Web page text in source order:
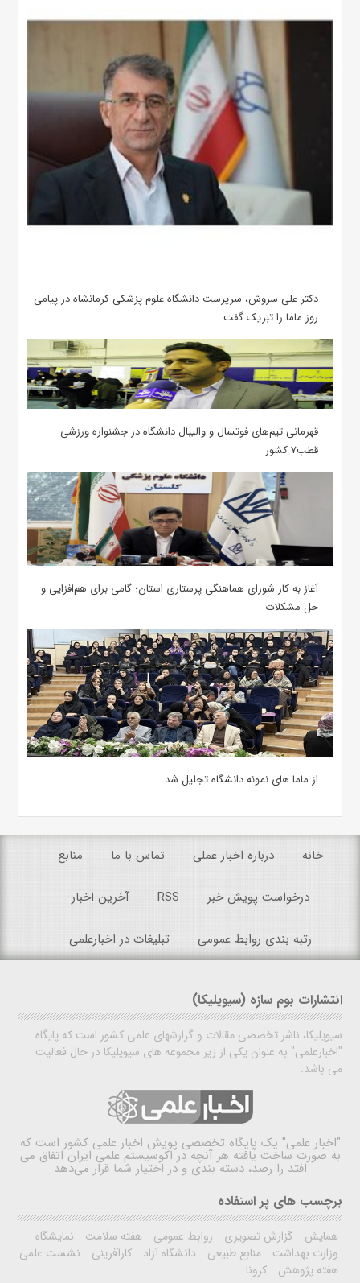
دکتر علی سروش، سرپرست دانشگاه علوم پزشکی کرمانشاه در پیامی
روز ماما را تبریک گفت
قهرمانی تیم‌های فوتسال و والیبال دانشگاه در جشنواره ورزشی
قطب۷ کشور
آغاز به کار شورای هماهنگی پرستاری استان؛ گامی برای هم‌افزایی و
حل مشکلات
از ماما های نمونه دانشگاه تجلیل شد
خانه درباره اخبار عملی تماس با ما منابع
درخواست پویش خبر RSS آخرین اخبار
رتبه بندی روابط عمومی تبلیغات در اخبارعلمی
انتشارات بوم سازه (سیویلیکا)
سیویلیکا، ناشر تخصصی مقالات و گزارشهای علمی کشور است که پایگاه
"اخبارعلمی" به عنوان یکی از زیر مجموعه های سیویلیکا در حال فعالیت
می باشد.
"اخبار علمی" یک پایگاه تخصصی پویش اخبار علمی کشور است که
به صورت ساخت یافته هر آنچه در اکوسیستم علمی ایران اتفاق می
افتد را رصد، دسته بندی و در اختیار شما قرار می‌دهد
برچسب های پر استفاده
همایش گزارش تصویری روابط عمومی هفته سلامت
نمایشگاه
وزارت بهداشت
منابع طبیعی دانشگاه آزاد کارآفرینی
نشست علمی
هفته پژوهش
کرونا